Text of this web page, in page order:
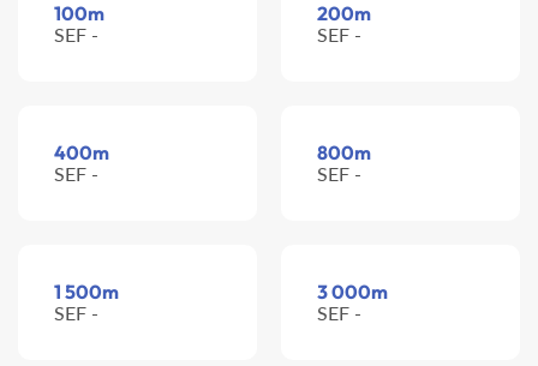
100m
SEF -
200m
SEF -
400m
SEF -
800m
SEF -
1 500m
SEF -
3 000m
SEF -